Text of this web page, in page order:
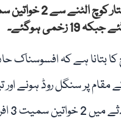
زخمی ہوگئے۔
کا بتانا ہے کہ افسوسناک
مقام پر سنگل روڈ ہونے